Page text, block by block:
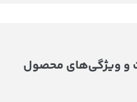
ویژگی‌های محصول